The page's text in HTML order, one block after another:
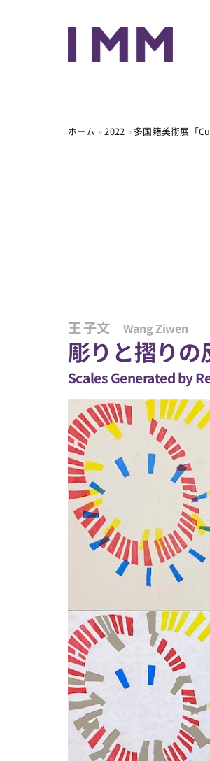
ホーム »2022 » 多国籍美術展「
王 子文 Wang Ziwen
彫りと摺りの
Scales Generated by